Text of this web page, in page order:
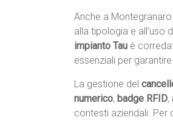
Anche a
alla tipologia e all’uso
impianto Tau è
essenziali per
La gestione del
numerico, badge RFID,
contesti aziendali. Per